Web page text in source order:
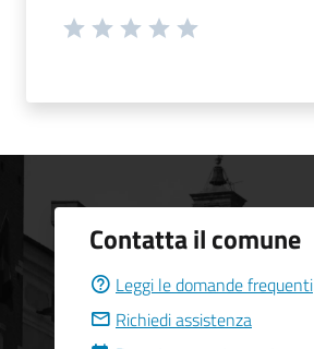
Contatta il comune
Leggi le domande frequenti
Richiedi assistenza